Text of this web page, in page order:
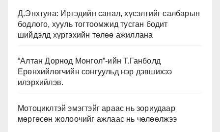
Д.Энхтуяа: Иргэдийн санал, хүсэлтийг салбарын
бодлого, хууль тогтоомжид тусган бодит
шийдэлд хүргэхийн төлөө ажиллана
“Алтан Дорнод Монгол”-ийн Т.Ганболд
Ерөнхийлөгчийн сонгуульд нэр дэвшихээ
илэрхийлэв.
Мотоциклтэй эмэгтэйг араас нь зориудаар
мөргөсөн жолоочийг ажлаас нь чөлөөлжээ